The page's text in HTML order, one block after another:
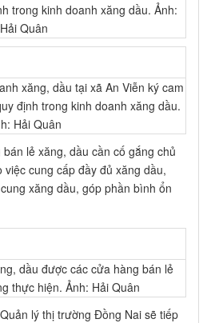
trong kinh doanh xăng dầu. Ảnh:
Hải Quân
xăng, dầu tại xã An Viễn ký cam
định trong kinh doanh xăng dầu.
Hải Quân
lẻ xăng, dầu cần cố gắng chủ
cung cấp đầy đủ xăng dầu,
xăng dầu, góp phần bình ổn
dầu được các cửa hàng bán lẻ
thực hiện. Ảnh: Hải Quân
lý thị trường Đồng Nai sẽ tiếp